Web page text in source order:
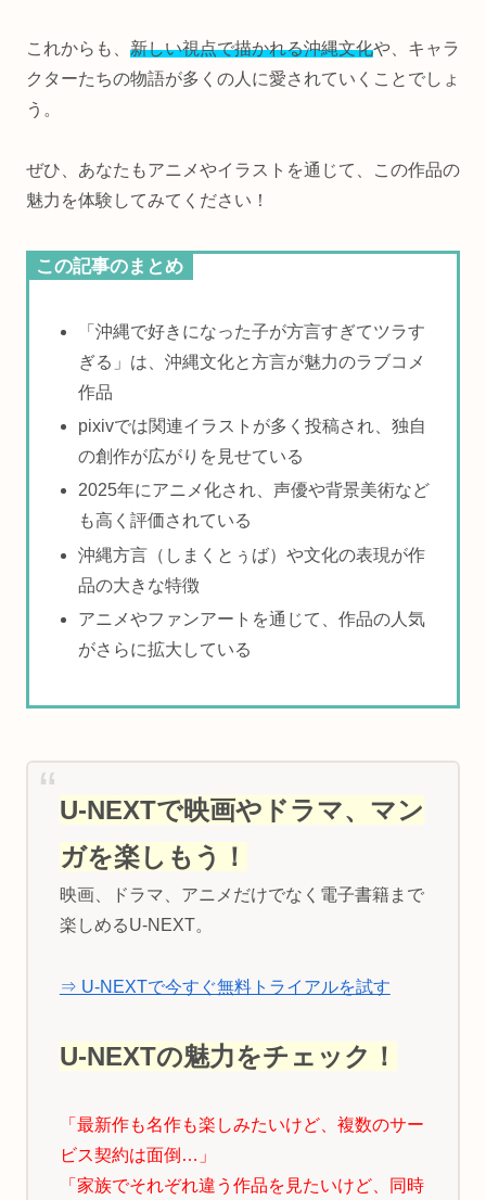
これからも、 新しい視点で描かれる沖縄文化や、キャラ
クターたちの物語が多くの人に愛されていくことでしょ
う。
ぜひ、あなたもアニメやイラストを通じて、この作品の
魅力を体験してみてください！
この記事のまとめ
「沖縄で好きになった子が方言すぎてツラす
ぎる」は、沖縄文化と方言が魅力のラブコメ
作品
pixivでは関連イラストが多く投稿され、独自
の創作が広がりを見せている
2025年にアニメ化され、声優や背景美術など
も高く評価されている
沖縄方言（しまくとぅば）や文化の表現が作
品の大きな特徴
アニメやファンアートを通じて、作品の人気
がさらに拡大している
U-NEXTで映画やドラマ、マン
ガを楽しもう！
映画、ドラマ、アニメだけでなく電子書籍まで
楽しめるU-NEXT。
⇒ U-NEXTで今すぐ無料トライアルを試す
U-NEXTの魅力をチェック！
「最新作も名作も楽しみたいけど、複数のサー
ビス契約は面倒…」
「家族でそれぞれ違う作品を見たいけど、同時